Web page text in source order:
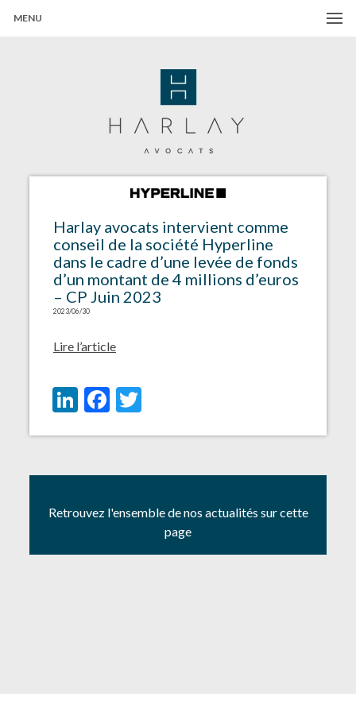
MENU
Harlay avocats intervient comme
conseil de la société Hyperline
dans le cadre d’une levée de fonds
d’un montant de 4 millions d’euros
– CP Juin 2023
2023/06/30
Lire l’article
LinkedIn
Facebook
Twitter
Retrouvez l'ensemble de nos actualités sur cette
page